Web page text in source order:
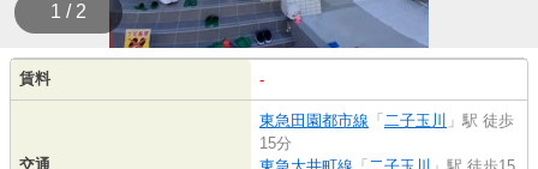
1 / 2
賃料 -
交通
東急田園都市線 「 二子玉川 」駅 徒歩
15分